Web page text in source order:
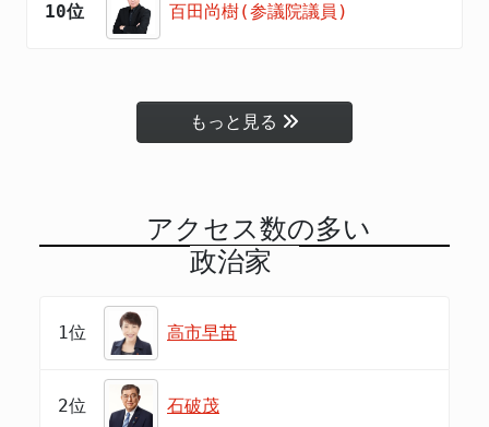
10位 百田尚樹(参議院議員)
もっと見る
アクセス数の多い
政治家
1位 高市早苗
2位 石破茂